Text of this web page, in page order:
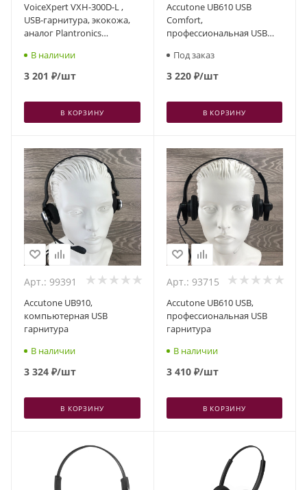
VoiceXpert VXH-300D-L ,
USB-гарнитура, экокожа,
аналог Plantronics
В наличии
3 201 ₽/шт
В КОРЗИНУ
Accutone UB610 USB
Comfort,
профессиональная USB
Под заказ
3 220₽/шт
В КОРЗИНУ
Арт.: 99391
Accutone UB910,
компьютерная USB
гарнитура
В наличии
3 324 ₽/шт
В КОРЗИНУ
Арт.: 93715
Accutone UB610 USB,
профессиональная USB
гарнитура
В наличии
3 410₽/шт
В КОРЗИНУ